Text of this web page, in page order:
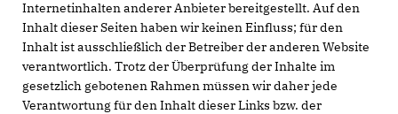
Internetinhalten anderer Anbieter bereitgestellt. Auf den
Inhalt dieser Seiten haben wir keinen Einfluss; für den
Inhalt ist ausschließlich der Betreiber der anderen Website
verantwortlich. Trotz der Überprüfung der Inhalte im
gesetzlich gebotenen Rahmen müssen wir daher jede
Verantwortung für den Inhalt dieser Links bzw. der